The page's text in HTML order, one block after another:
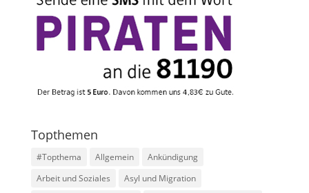
Topthemen
#Topthema Allgemein
Ankündigung
Arbeit und Soziales
Asyl und Migration